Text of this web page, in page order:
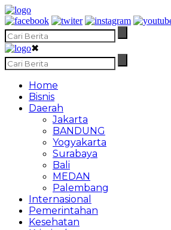
✖
Home
Bisnis
Daerah
Jakarta
BANDUNG
Yogyakarta
Surabaya
Bali
MEDAN
Palembang
Internasional
Pemerintahan
Kesehatan